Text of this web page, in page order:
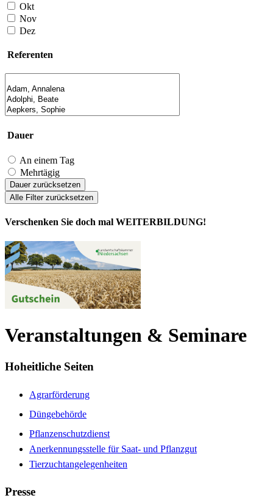
Okt
Nov
Dez
Referenten
Dauer
An einem Tag
Mehrtägig
Dauer zurücksetzen
Alle Filter zurücksetzen
Verschenken Sie doch mal WEITERBILDUNG!
Veranstaltungen & Seminare
Hoheitliche Seiten
Agrarförderung
Düngebehörde
Pflanzenschutzdienst
Anerkennungsstelle für Saat- und Pflanzgut
Tierzuchtangelegenheiten
Presse